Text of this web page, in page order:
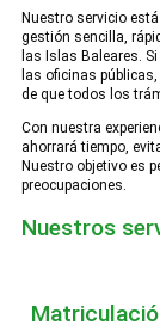
Nuestro servicio
gestión sencilla,
las Islas Baleares.
las oficinas
de que todos los
Con nuestra
ahorrará tiempo,
Nuestro objetivo es
preocupaciones.
Nuestros